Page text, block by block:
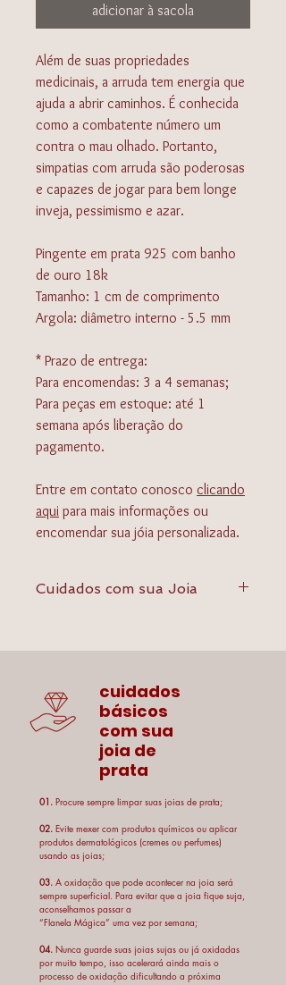
adicionar à sacola
Além de suas propriedades
medicinais, a arruda tem energia que
ajuda a abrir caminhos. É conhecida
como a combatente número um
contra o mau olhado. Portanto,
simpatias com arruda são poderosas
e capazes de jogar para bem longe
inveja, pessimismo e azar.
Pingente em prata 925 com banho
de ouro 18k
Tamanho: 1 cm de comprimento
Argola: diâmetro interno - 5.5 mm
* Prazo de entrega:
Para encomendas: 3 a 4 semanas;
Para peças em estoque: até 1
semana após liberação do
pagamento.
Entre em contato conosco clicando
aqui para mais informações ou
encomendar sua jóia personalizada.
Cuidados com sua Joia
adequados, como caixas especiais
revestidas de veludo. Jamais guarde as
pérolas ou biojoias em saco plásticos e
guarde-as separadas das outras jóias,
pois o atrito pode prejudicá-las;
sofrerem impactos, isso pode danificá-la
e ou até quebrá-la, visto que podem
amassar ou ser desestruturadas. Evite
esforço no sentido de esticar ou torcer
as peças para não estragá-las;
- A oxidação que pode acontecer na
peça será sempre superficial. Neste
caso a peça ficará escurecida no caso
da prata. Para evitar que a peça fique
suja, aconselhamos passar a “Flanela
cuidados
básicos
com sua
joia de
prata
01. Procure sempre limpar suas joias de prata;
02. Evite mexer com produtos químicos ou aplicar
produtos dermatológicos (cremes ou perfumes)
usando as joias;
03. A oxidação que pode acontecer na joia será
sempre superficial. Para evitar que a joia fique suja,
aconselhamos passar a
“Flanela Mágica” uma vez por semana;
04. Nunca guarde suas joias sujas ou já oxidadas
por muito tempo, isso acelerará ainda mais o
processo de oxidação dificultando a próxima